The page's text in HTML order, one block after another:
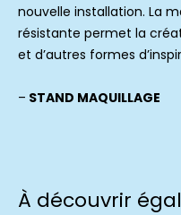
nouvelle installation. La
résistante permet la
et d’autres formes
– STAND MAQUILLAGE
À découvrir